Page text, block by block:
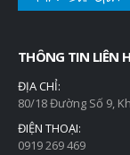
THÔNG TIN LIÊN
ĐỊA CHỈ:
80/18 Đường Số 9,
ĐIỆN THOẠI:
0919 269 469